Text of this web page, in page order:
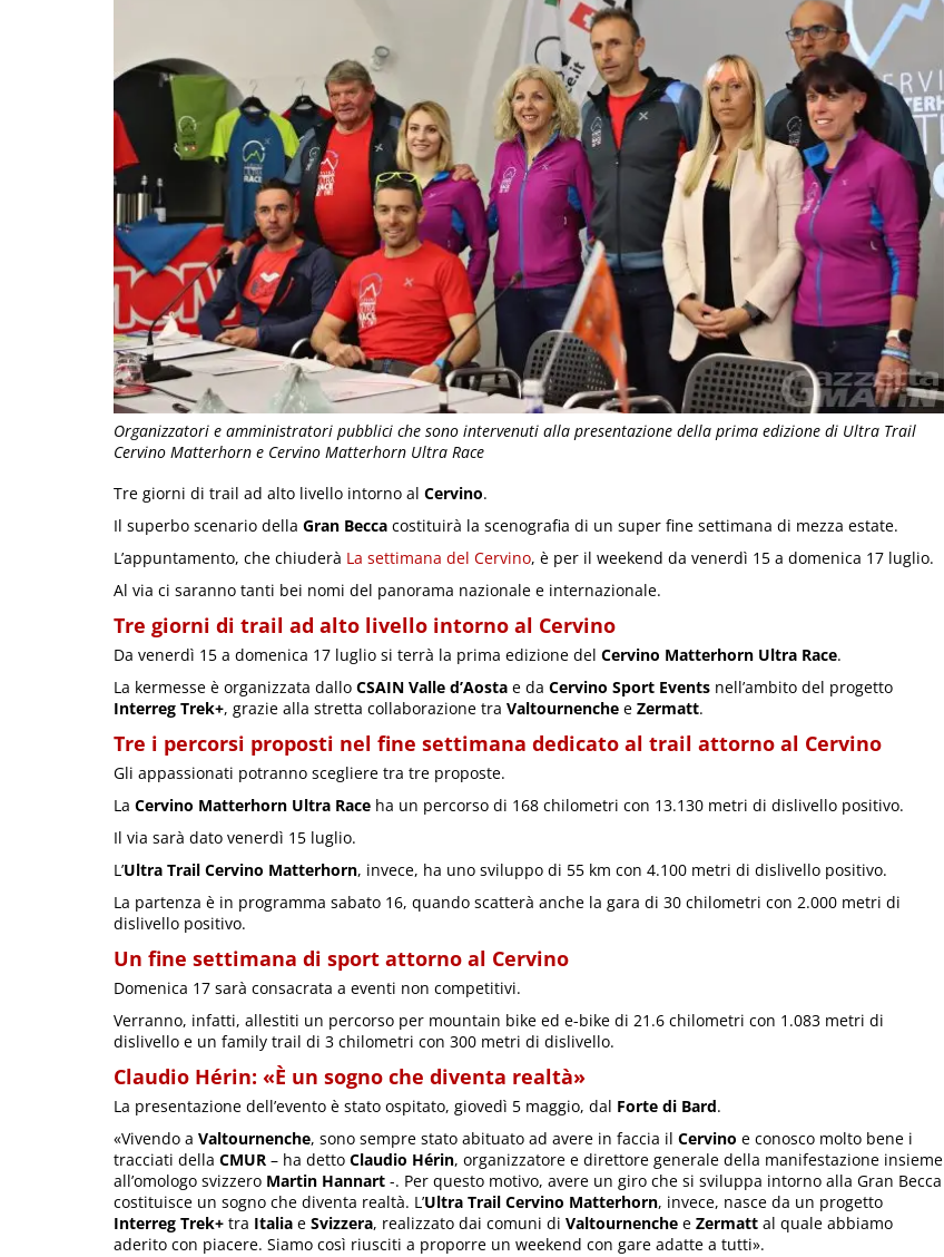
Organizzatori e amministratori pubblici che sono intervenuti alla presentazione della prima edizione di Ultra Trail
Cervino Matterhorn e Cervino Matterhorn Ultra Race
Tre giorni di trail ad alto livello intorno al Cervino.
Il superbo scenario della Gran Becca costituirà la scenografia di un super fine settimana di mezza estate.
L’appuntamento, che chiuderà La settimana del Cervino, è per il weekend da venerdì 15 a domenica 17 luglio.
Al via ci saranno tanti bei nomi del panorama nazionale e internazionale.
Tre giorni di trail ad alto livello intorno al Cervino
Da venerdì 15 a domenica 17 luglio si terrà la prima edizione del Cervino Matterhorn Ultra Race.
La kermesse è organizzata dallo CSAIN Valle d’Aosta e da Cervino Sport Events nell’ambito del progetto
Interreg Trek+, grazie alla stretta collaborazione tra Valtournenche e Zermatt.
Tre i percorsi proposti nel fine settimana dedicato al trail attorno al Cervino
Gli appassionati potranno scegliere tra tre proposte.
La Cervino Matterhorn Ultra Race ha un percorso di 168 chilometri con 13.130 metri di dislivello positivo.
Il via sarà dato venerdì 15 luglio.
L’Ultra Trail Cervino Matterhorn, invece, ha uno sviluppo di 55 km con 4.100 metri di dislivello positivo.
La partenza è in programma sabato 16, quando scatterà anche la gara di 30 chilometri con 2.000 metri di
dislivello positivo.
Un fine settimana di sport attorno al Cervino
Domenica 17 sarà consacrata a eventi non competitivi.
Verranno, infatti, allestiti un percorso per mountain bike ed e-bike di 21.6 chilometri con 1.083 metri di
dislivello e un family trail di 3 chilometri con 300 metri di dislivello.
Claudio Hérin: «È un sogno che diventa realtà»
La presentazione dell’evento è stato ospitato, giovedì 5 maggio, dal Forte di Bard.
«Vivendo a Valtournenche, sono sempre stato abituato ad avere in faccia il Cervino e conosco molto bene i
tracciati della CMUR – ha detto Claudio Hérin, organizzatore e direttore generale della manifestazione insieme
all’omologo svizzero Martin Hannart -. Per questo motivo, avere un giro che si sviluppa intorno alla Gran Becca
costituisce un sogno che diventa realtà. L’Ultra Trail Cervino Matterhorn, invece, nasce da un progetto
Interreg Trek+ tra Italia e Svizzera, realizzato dai comuni di Valtournenche e Zermatt al quale abbiamo
aderito con piacere. Siamo così riusciti a proporre un weekend con gare adatte a tutti».